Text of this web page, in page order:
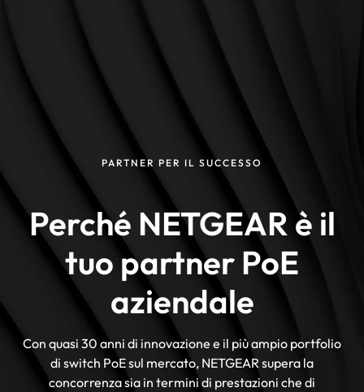
PARTNER PER IL SUCCESSO
Perché NETGEAR è il
tuo partner PoE
aziendale
Con quasi 30 anni di innovazione e il più ampio portfolio
di switch PoE sul mercato, NETGEAR supera la
concorrenza sia in termini di prestazioni che di